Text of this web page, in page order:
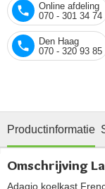
Online afdeling
070 - 301 34 74
Den Haag
070 - 320 93 85
Productinformatie
Omschrijving
Adagio koelkast